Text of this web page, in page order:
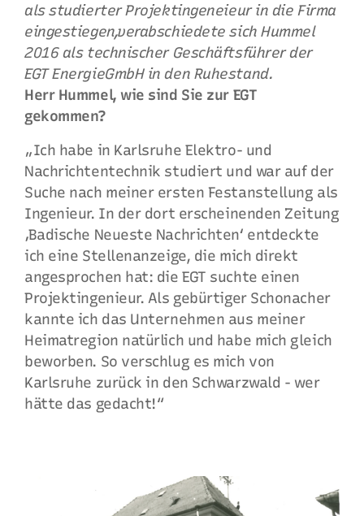
als studierter Projektingeneieur in die Firma
eingestiegen,verabschiedete sich Hummel
2016 als technischer Geschäftsführer der
EGT EnergieGmbH in den Ruhestand.
Herr Hummel, wie sind Sie zur EGT
gekommen?
„Ich habe in Karlsruhe Elektro- und
Nachrichtentechnik studiert und war auf der
Suche nach meiner ersten Festanstellung als
Ingenieur. In der dort erscheinenden Zeitung
‚Badische Neueste Nachrichten‘ entdeckte
ich eine Stellenanzeige, die mich direkt
angesprochen hat: die EGT suchte einen
Projektingenieur. Als gebürtiger Schonacher
kannte ich das Unternehmen aus meiner
Heimatregion natürlich und habe mich gleich
beworben. So verschlug es mich von
Karlsruhe zurück in den Schwarzwald - wer
hätte das gedacht!“